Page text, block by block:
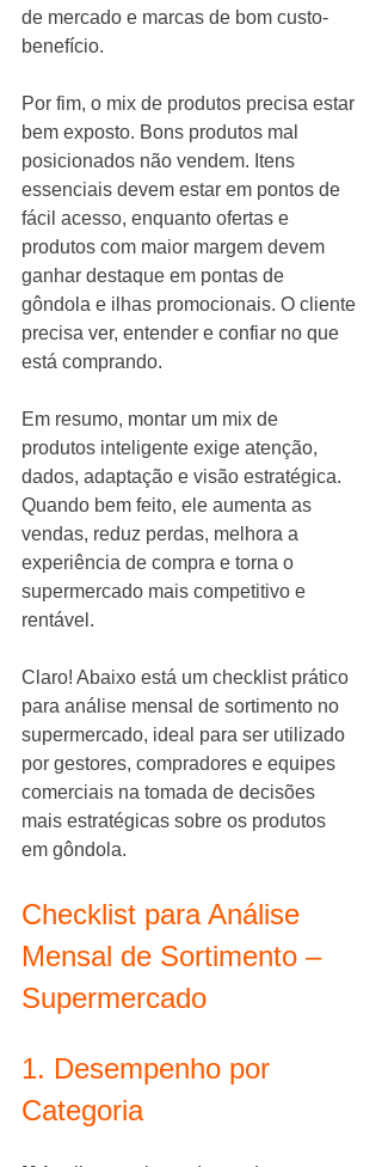
de mercado e marcas de bom custo-
benefício.
Por fim, o mix de produtos precisa estar
bem exposto. Bons produtos mal
posicionados não vendem. Itens
essenciais devem estar em pontos de
fácil acesso, enquanto ofertas e
produtos com maior margem devem
ganhar destaque em pontas de
gôndola e ilhas promocionais. O cliente
precisa ver, entender e confiar no que
está comprando.
Em resumo, montar um mix de
produtos inteligente exige atenção,
dados, adaptação e visão estratégica.
Quando bem feito, ele aumenta as
vendas, reduz perdas, melhora a
experiência de compra e torna o
supermercado mais competitivo e
rentável.
Claro! Abaixo está um checklist prático
para análise mensal de sortimento no
supermercado, ideal para ser utilizado
por gestores, compradores e equipes
comerciais na tomada de decisões
mais estratégicas sobre os produtos
em gôndola.
Checklist para Análise
Mensal de Sortimento –
Supermercado
1. Desempenho por
Categoria